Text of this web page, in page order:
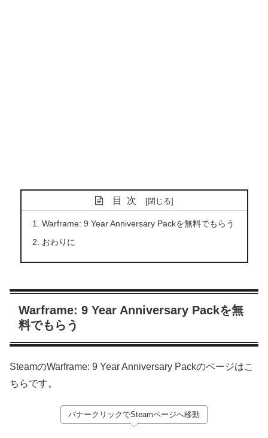
目次
Warframe: 9 Year Anniversary Packを無料でもらう
おわりに
Warframe: 9 Year Anniversary Packを無
料でもらう
SteamのWarframe: 9 Year Anniversary Packのページはこ
ちらです。
バナークリックでSteamページへ移動